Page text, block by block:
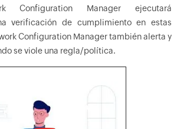
Configuration Manager ejecutará
verificación de cumplimiento en estas
Configuration Manager también alerta y
se viole una regla/política.